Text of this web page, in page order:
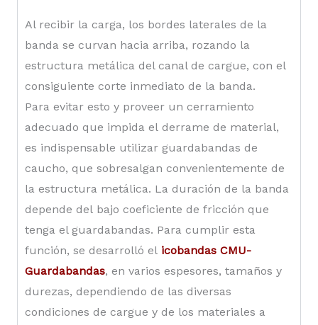
Al recibir la carga, los bordes laterales de la
banda se curvan hacia arriba, rozando la
estructura metálica del canal de cargue, con el
consiguiente corte inmediato de la banda.
Para evitar esto y proveer un cerramiento
adecuado que impida el derrame de material,
es indispensable utilizar guardabandas de
caucho, que sobresalgan convenientemente de
la estructura metálica. La duración de la banda
depende del bajo coeficiente de fricción que
tenga el guardabandas. Para cumplir esta
función, se desarrolló el icobandas CMU-
Guardabandas, en varios espesores, tamaños y
durezas, dependiendo de las diversas
condiciones de cargue y de los materiales a